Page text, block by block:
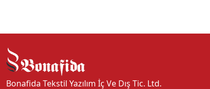
Bonafida Tekstil Yazılım İç Ve Dış Tic. Ltd.